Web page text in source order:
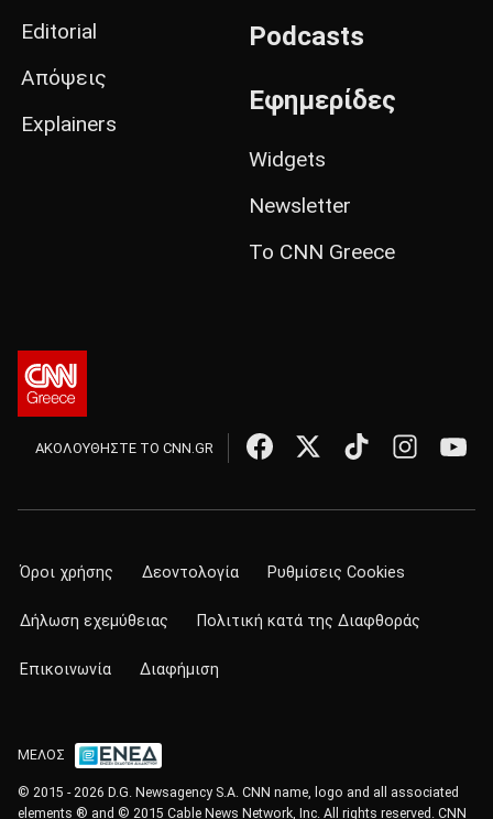
Editorial
Απόψεις
Explainers
Podcasts
Εφημερίδες
Widgets
Newsletter
Το CNN Greece
ΑΚΟΛΟΥΘΗΣΤΕ ΤΟ CNN.GR
Όροι χρήσης Δεοντολογία Ρυθμίσεις Cookies
Δήλωση εχεμύθειας Πολιτική κατά της Διαφθοράς
Επικοινωνία Διαφήμιση
ΜΕΛΟΣ
© 2015 - 2026 D.G. Newsagency S.A. CNN name, logo and all associated
elements ® and © 2015 Cable News Network, Inc. All rights reserved. CNN